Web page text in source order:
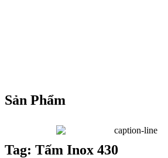
Sản Phẩm
Tag: Tấm Inox 430